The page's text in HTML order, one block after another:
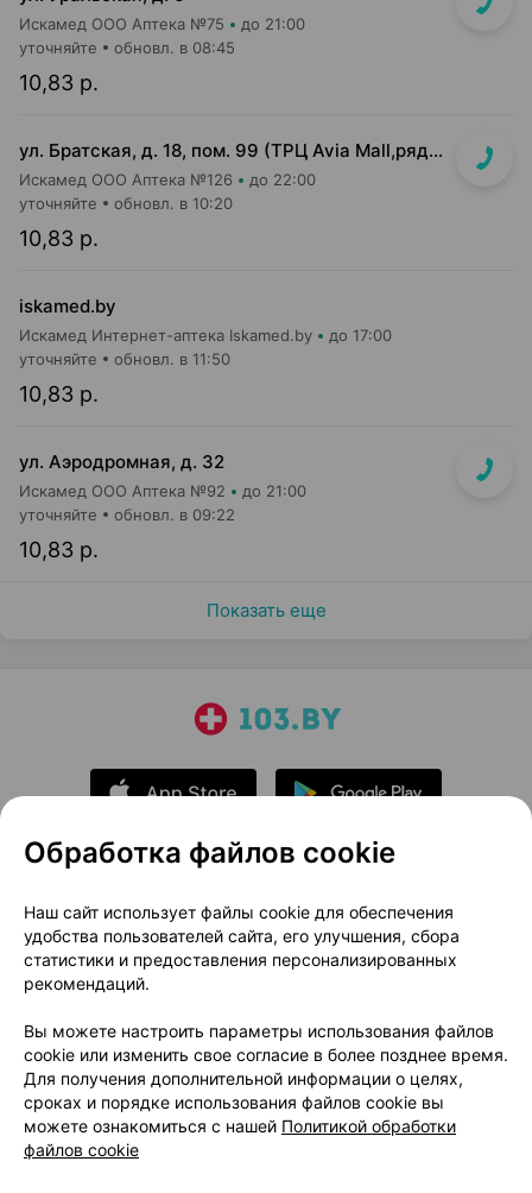
Искамед ООО Аптека №75 до 21:00
10,83 р.
уточняйте обновл. в 08:45
ул. Братская, д. 18, пом. 99 (ТРЦ Avia Mall,рядом с гипермаркетом Green)
Искамед ООО Аптека №126 до 22:00
10,83 р.
уточняйте обновл. в 10:20
iskamed.by
Искамед Интернет-аптека Iskamed.by до 17:00
10,83 р.
уточняйте обновл. в 11:50
ул. Аэродромная, д. 32
Искамед ООО Аптека №92 до 21:00
10,83 р.
уточняйте обновл. в 09:22
Показать еще
О проекте
Новости проекта
Размещение рекламы
Медицинский маркетинг
Публичный договор
Доставка
Способы оплаты
Вакансии
Партнеры
Написать руководителю 103.by
Написать в поддержку
Персональные настройки Cookie
Обработка файлов cookie
Наш сайт использует файлы cookie для обеспечения
удобства пользователей сайта, его улучшения, сбора
статистики и предоставления персонализированных
рекомендаций.
Вы можете настроить параметры использования файлов
cookie или изменить свое согласие в более позднее время.
Для получения дополнительной информации о целях,
сроках и порядке использования файлов cookie вы
можете ознакомиться с нашей Политикой обработки
файлов cookie